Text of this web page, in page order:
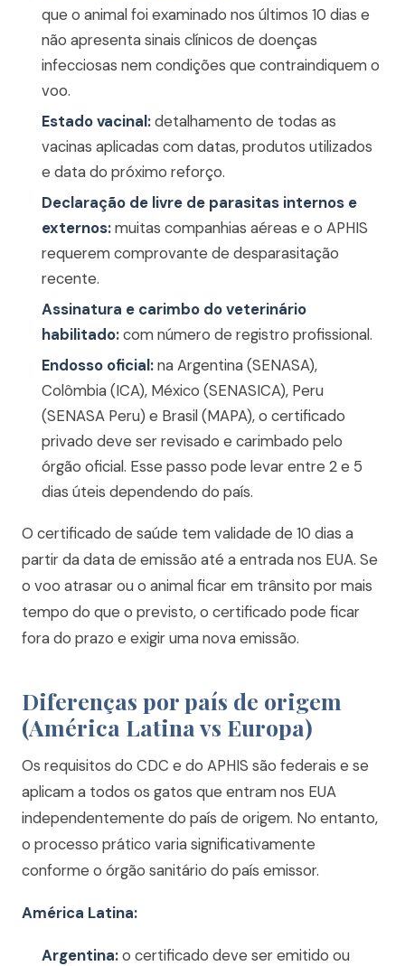
que o animal foi examinado nos últimos 10 dias e
não apresenta sinais clínicos de doenças
infecciosas nem condições que contraindiquem o
voo.
Estado vacinal:detalhamento de todas as
vacinas aplicadas com datas, produtos utilizados
e data do próximo reforço.
Declaração de livre de parasitas internos e
externos:muitas companhias aéreas e o APHIS
requerem comprovante de desparasitação
recente.
Assinatura e carimbo do veterinário
habilitado:com número de registro profissional.
Endosso oficial:na Argentina (SENASA),
Colômbia (ICA), México (SENASICA), Peru
(SENASA Peru) e Brasil (MAPA), o certificado
privado deve ser revisado e carimbado pelo
órgão oficial. Esse passo pode levar entre 2 e 5
dias úteis dependendo do país.
O certificado de saúde tem validade de 10 dias a
partir da data de emissão até a entrada nos EUA. Se
o voo atrasar ou o animal ficar em trânsito por mais
tempo do que o previsto, o certificado pode ficar
fora do prazo e exigir uma nova emissão.
Diferenças por país de origem
(América Latina vs Europa)
Os requisitos do CDC e do APHIS são federais e se
aplicam a todos os gatos que entram nos EUA
independentemente do país de origem. No entanto,
o processo prático varia significativamente
conforme o órgão sanitário do país emissor.
América Latina:
Argentina:o certificado deve ser emitido ou